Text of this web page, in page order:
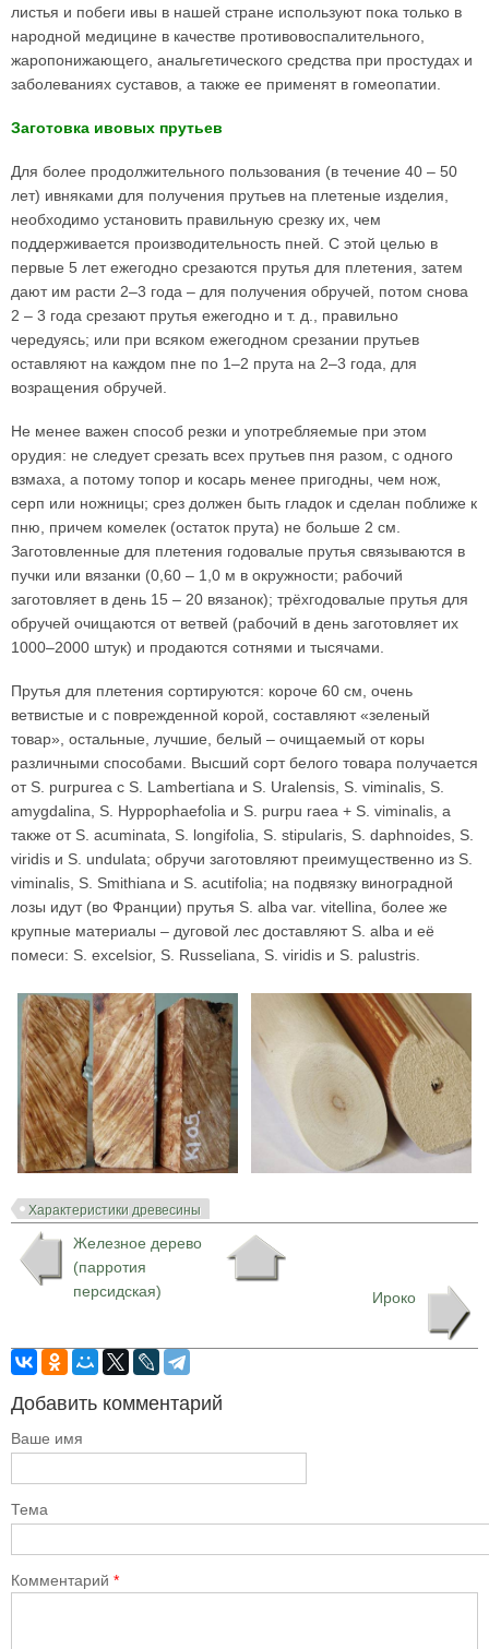
листья и побеги ивы в нашей стране используют пока только в
народной медицине в качестве противовоспалительного,
жаропонижающего, анальгетического средства при простудах и
заболеваниях суставов, а также ее применят в гомеопатии.
Заготовка ивовых прутьев
Для более продолжительного пользования (в течение 40 – 50
лет) ивняками для получения прутьев на плетеные изделия,
необходимо установить правильную срезку их, чем
поддерживается производительность пней. С этой целью в
первые 5 лет ежегодно срезаются прутья для плетения, затем
дают им расти 2–3 года – для получения обручей, потом снова
2 – 3 года срезают прутья ежегодно и т. д., правильно
чередуясь; или при всяком ежегодном срезании прутьев
оставляют на каждом пне по 1–2 прута на 2–3 года, для
возращения обручей.
Не менее важен способ резки и употребляемые при этом
орудия: не следует срезать всех прутьев пня разом, с одного
взмаха, а потому топор и косарь менее пригодны, чем нож,
серп или ножницы; срез должен быть гладок и сделан поближе к
пню, причем комелек (остаток прута) не больше 2 см.
Заготовленные для плетения годовалые прутья связываются в
пучки или вязанки (0,60 – 1,0 м в окружности; рабочий
заготовляет в день 15 – 20 вязанок); трёхгодовалые прутья для
обручей очищаются от ветвей (рабочий в день заготовляет их
1000–2000 штук) и продаются сотнями и тысячами.
Прутья для плетения сортируются: короче 60 см, очень
ветвистые и с поврежденной корой, составляют «зеленый
товар», остальные, лучшие, белый – очищаемый от коры
различными способами. Высший сорт белого товара получается
от S. purpurea с S. Lambertiana и S. Uralensis, S. viminalis, S.
amygdalina, S. Hyppophaefolia и S. purpu raea + S. viminalis, a
также от S. acuminata, S. longifolia, S. stipularis, S. daphnoides, S.
viridis и S. undulata; обручи заготовляют преимущественно из S.
viminalis, S. Smithiana и S. acutifolia; на подвязку виноградной
лозы идут (во Франции) прутья S. alba var. vitellina, более же
крупные материалы – дуговой лес доставляют S. alba и её
помеси: S. excelsior, S. Russeliana, S. viridis и S. palustris.
Характеристики древесины
Железное дерево
(парротия
персидская)
Ироко
Добавить комментарий
Ваше имя
Тема
Комментарий *